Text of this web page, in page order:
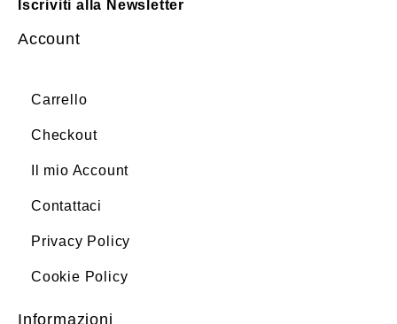
Iscriviti alla Newsletter
Account
Carrello
Checkout
Il mio Account
Contattaci
Privacy Policy
Cookie Policy
Informazioni